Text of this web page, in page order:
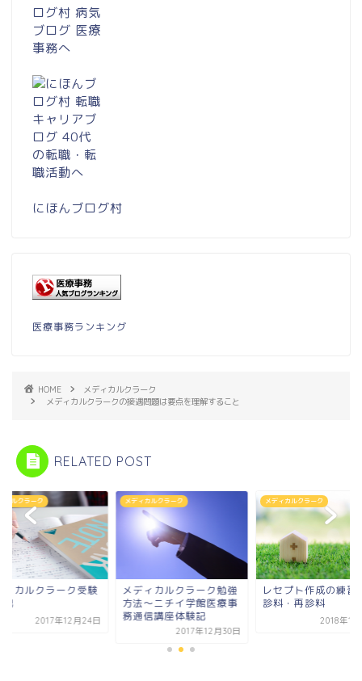
にほんブログ村
医療事務ランキング
HOME
メディカルクラーク
メディカルクラークの接遇問題は要点を理解すること
RELATED POST
カルクラーク
ィカルクラーク受験
記
2017年12月24日
メディカルクラーク
メディカルクラーク勉強
方法～ニチイ学館医療事
務通信講座体験記
2017年12月30日
メディカルクラーク
レセプト作成の練習
診料・再診料
2018年12